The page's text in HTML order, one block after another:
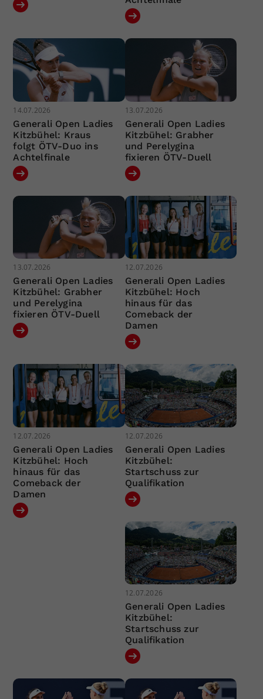
14.07.2026
Generali Open Ladies
Kitzbühel: Kraus
folgt ÖTV-Duo ins
Achtelfinale
13.07.2026
Generali Open Ladies
Kitzbühel: Grabher
und Perelygina
fixieren ÖTV-Duell
13.07.2026
Generali Open Ladies
Kitzbühel: Grabher
und Perelygina
fixieren ÖTV-Duell
12.07.2026
Generali Open Ladies
Kitzbühel: Hoch
hinaus für das
Comeback der
Damen
12.07.2026
Generali Open Ladies
Kitzbühel: Hoch
hinaus für das
Comeback der
Damen
12.07.2026
Generali Open Ladies
Kitzbühel:
Startschuss zur
Qualifikation
12.07.2026
Generali Open Ladies
Kitzbühel:
Startschuss zur
Qualifikation